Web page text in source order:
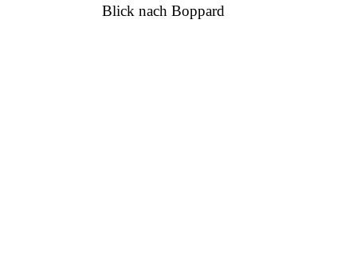
Blick nach Boppard